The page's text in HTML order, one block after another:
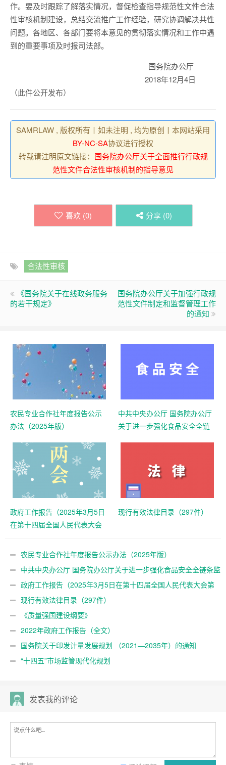
作。要及时跟踪了解落实情况，督促检查指导规范性文件合法
性审核机制建设，总结交流推广工作经验，研究协调解决共性
问题。各地区、各部门要将本意见的贯彻落实情况和工作中遇
到的重要事项及时报司法部。
国务院办公厅
2018年12月4日
（此件公开发布）
SAMRLAW , 版权所有丨如未注明 , 均为原创丨本网站采用
BY-NC-SA协议进行授权
转载请注明原文链接： 国务院办公厅关于全面推行行政规
范性文件合法性审核机制的指导意见
喜欢 (0) 分享 (0)
合法性审核
《国务院关于在线政务服务
的若干规定》
国务院办公厅关于加强行政规
范性文件制定和监督管理工作
的通知
农民专业合作社年度报告公示
办法（2025年版）
中共中央办公厅 国务院办公厅
关于进一步强化食品安全全链
政府工作报告（2025年3月5日
在第十四届全国人民代表大会
现行有效法律目录（297件）
农民专业合作社年度报告公示办法（2025年版）
中共中央办公厅 国务院办公厅关于进一步强化食品安全全链条监
管的意见
政府工作报告（2025年3月5日在第十四届全国人民代表大会第
三次会议上）
现行有效法律目录（297件）
《质量强国建设纲要》
2022年政府工作报告（全文）
国务院关于印发计量发展规划 （2021—2035年）的通知
“十四五”市场监管现代化规划
发表我的评论